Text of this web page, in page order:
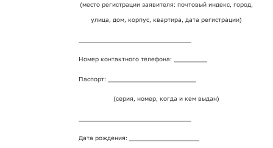
(место регистрации заявителя: почтовый индекс, город,
улица, дом, корпус, квартира, дата регистрации)
Номер контактного телефона: ___________
Паспорт: _____________________________
(серия, номер, когда и кем выдан)
Дата рождения: _______________________